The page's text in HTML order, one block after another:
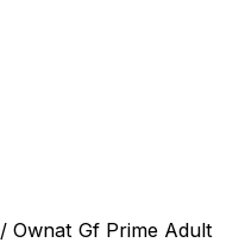
/ Ownat Gf Prime Adult